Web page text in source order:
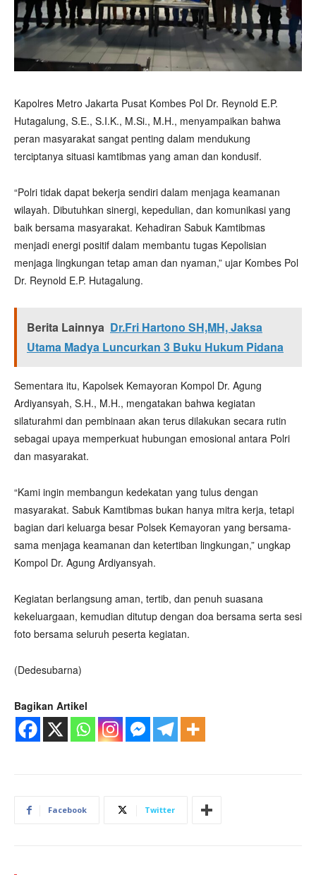
Kapolres Metro Jakarta Pusat Kombes Pol Dr. Reynold E.P.
Hutagalung, S.E., S.I.K., M.Si., M.H., menyampaikan bahwa
peran masyarakat sangat penting dalam mendukung
terciptanya situasi kamtibmas yang aman dan kondusif.
“Polri tidak dapat bekerja sendiri dalam menjaga keamanan
wilayah. Dibutuhkan sinergi, kepedulian, dan komunikasi yang
baik bersama masyarakat. Kehadiran Sabuk Kamtibmas
menjadi energi positif dalam membantu tugas Kepolisian
menjaga lingkungan tetap aman dan nyaman,” ujar Kombes Pol
Dr. Reynold E.P. Hutagalung.
Berita Lainnya Dr.Fri Hartono SH,MH, Jaksa
Utama Madya Luncurkan 3 Buku Hukum Pidana
Sementara itu, Kapolsek Kemayoran Kompol Dr. Agung
Ardiyansyah, S.H., M.H., mengatakan bahwa kegiatan
silaturahmi dan pembinaan akan terus dilakukan secara rutin
sebagai upaya memperkuat hubungan emosional antara Polri
dan masyarakat.
“Kami ingin membangun kedekatan yang tulus dengan
masyarakat. Sabuk Kamtibmas bukan hanya mitra kerja, tetapi
bagian dari keluarga besar Polsek Kemayoran yang bersama-
sama menjaga keamanan dan ketertiban lingkungan,” ungkap
Kompol Dr. Agung Ardiyansyah.
Kegiatan berlangsung aman, tertib, dan penuh suasana
kekeluargaan, kemudian ditutup dengan doa bersama serta sesi
foto bersama seluruh peserta kegiatan.
(Dedesubarna)
Bagikan Artikel
Facebook Twitter